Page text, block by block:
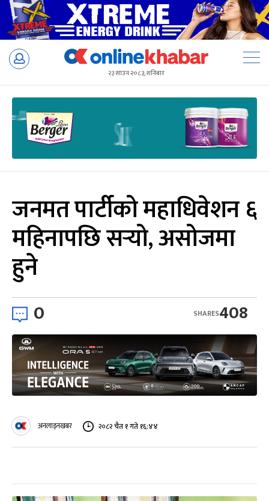
Skip
२३ साउन २०८३, शनिबार
जनमत पार्टीको महाधिवेशन ६
महिनापछि सर्‍यो, असोजमा
हुने
0 408
SHARES
अनलाइनखबर २०८२ चैत १ गते १६:४४